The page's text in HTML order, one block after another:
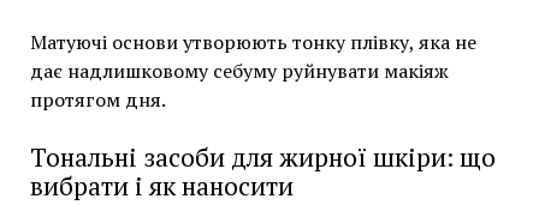
Матуючі основи утворюють тонку плівку, яка не
дає надлишковому себуму руйнувати макіяж
протягом дня.
Тональні засоби для жирної шкіри: що
вибрати і як наносити